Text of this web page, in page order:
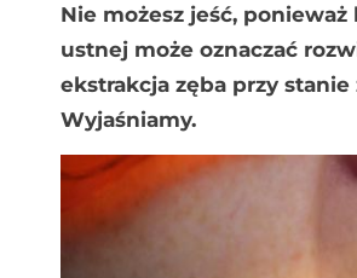
Nie możesz jeść,
ustnej może oznaczać
ekstrakcja zęba przy
Wyjaśniamy.